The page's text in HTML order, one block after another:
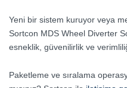
Yeni bir sistem kuruyor veya
Sortcon MDS Wheel Diverter
esneklik, güvenilirlik ve
Paketleme ve sıralama